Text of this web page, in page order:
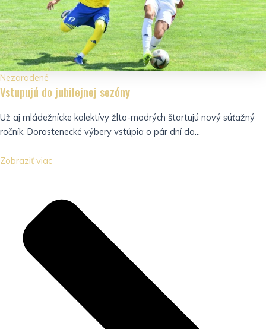
Nezaradené
Vstupujú do jubilejnej sezóny
Už aj mládežnícke kolektívy žlto-modrých štartujú nový súťažný
ročník. Dorastenecké výbery vstúpia o pár dní do...
Zobraziť viac